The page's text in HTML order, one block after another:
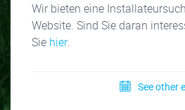
Wir bieten eine
Website. Sind Sie daran
Sie hier.
See other